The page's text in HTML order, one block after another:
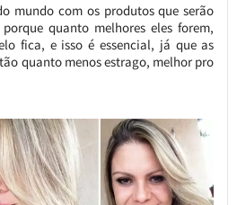
mundo com os produtos que serão
quanto melhores eles forem,
fica, e isso é essencial, já que as
quanto menos estrago, melhor pro